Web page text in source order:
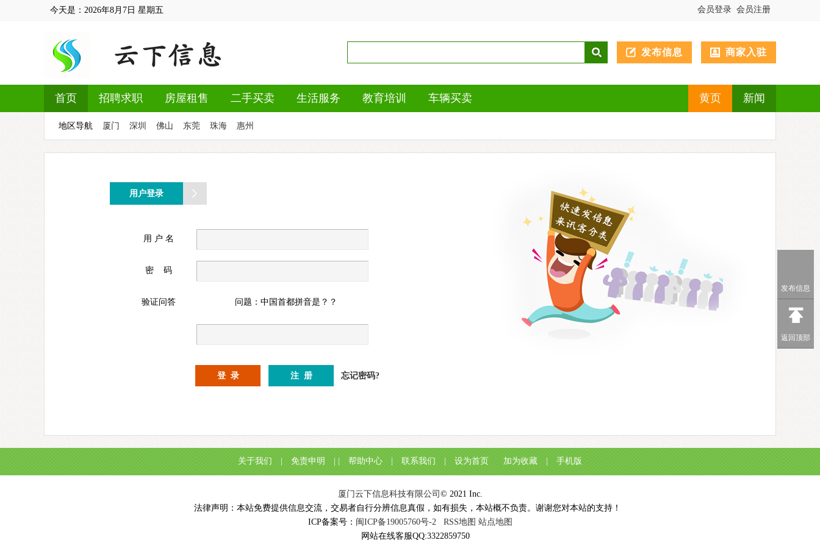
今天是： 2026年8月7日 星期五 会员登录 会员注册
发布信息 商家入驻
首页 招聘求职 房屋租售 二手买卖 生活服务 教育培训 车辆买卖 新闻
黄页
地区导航 厦门 深圳 佛山 东莞 珠海 惠州
用户登录
用 户 名
密 码
验证问答 问题：中国首都拼音是？？
忘记密码?
关于我们 | 免责申明 | | 帮助中心 | 联系我们 | 设为首页 加为收藏 | 手机版
厦门云下信息科技有限公司 © 2021 Inc.
法律声明：本站免费提供信息交流，交易者自行分辨信息真假，如有损失，本站概不负责。谢谢您对本站的支持！
ICP备案号： 闽ICP备19005760号-2 RSS地图 站点地图
网站在线客服QQ:3322859750
发布信息
返回顶部